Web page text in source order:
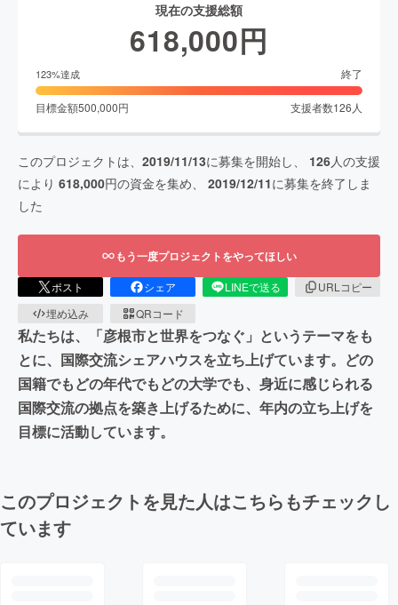
現在の支援総額
618,000円
123%達成 終了
目標金額500,000円 支援者数126人
このプロジェクトは、 2019/11/13に募集を開始し、 126人の支援
により 618,000円の資金を集め、 2019/12/11に募集を終了しま
した
もう一度プロジェクトをやってほしい
ポスト シェア LINEで送る
URLコピー
埋め込み
QRコード
私たちは、「彦根市と世界をつなぐ」というテーマをも
とに、国際交流シェアハウスを立ち上げています。どの
国籍でもどの年代でもどの大学でも、身近に感じられる
国際交流の拠点を築き上げるために、年内の立ち上げを
目標に活動しています。
このプロジェクトを見た人はこちらもチェックし
ています